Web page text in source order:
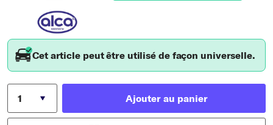
Cet article peut être utilisé de façon universelle.
Ajouter au panier